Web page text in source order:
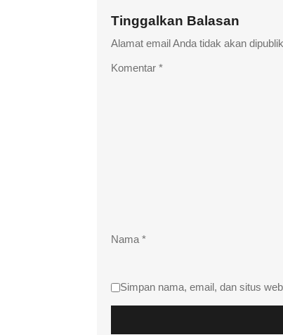
Tinggalkan Balasan
Alamat email Anda tidak akan
Komentar *
Nama *
Simpan nama, email, dan situs